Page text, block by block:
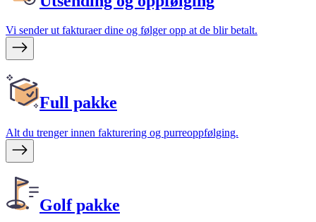
Vi sender ut fakturaer dine og følger opp at de blir betalt.
Full pakke
Alt du trenger innen fakturering og purreoppfølging.
Golf pakke